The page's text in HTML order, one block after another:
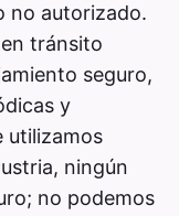
no autorizado.
tránsito
seguro,
y
utilizamos
ningún
no podemos